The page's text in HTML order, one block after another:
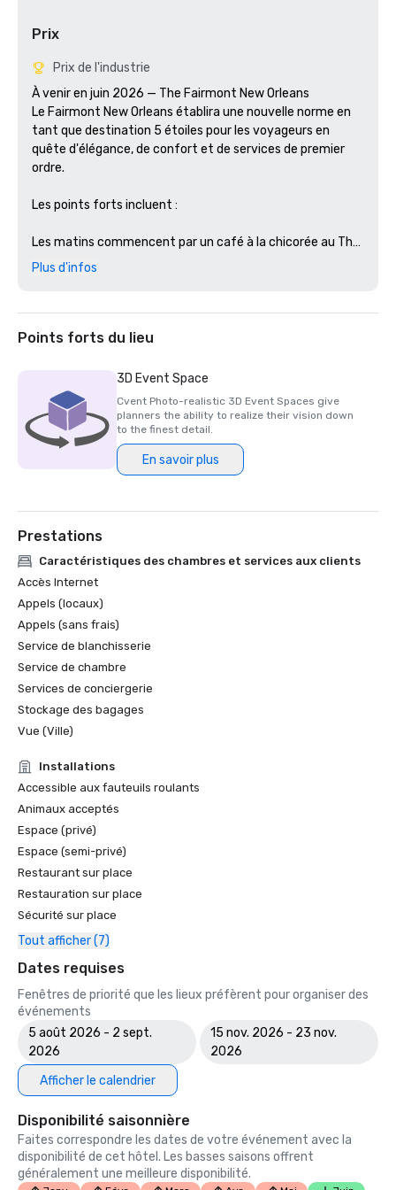
Prix
Prix de l'industrie
À venir en juin 2026 — The Fairmont New Orleans
Le Fairmont New Orleans établira une nouvelle norme en
tant que destination 5 étoiles pour les voyageurs en
quête d'élégance, de confort et de services de premier
ordre.
Les points forts incluent :
Les matins commencent par un café à la chicorée au The
Café, les après-midi se terminent par une heure dorée
audacieuses et une énergie théâtrale dans notre
steakhouse emblématique. Chacun de nos
gastronomie riche et riche de la Nouvelle-Orléans.
Un spa et centre de bien-être serein pour une relaxation
ultime
Une superbe piscine sur le toit, un bar et un salon avec vue
Plus d'infos
Points forts du lieu
3D Event Space
Cvent Photo-realistic 3D Event Spaces give
planners the ability to realize their vision down
to the finest detail.
En savoir plus
Prestations
Caractéristiques des chambres et services aux clients
Accès Internet
Appels (locaux)
Appels (sans frais)
Service de blanchisserie
Service de chambre
Services de conciergerie
Stockage des bagages
Vue (Ville)
Installations
Accessible aux fauteuils roulants
Animaux acceptés
Espace (privé)
Espace (semi-privé)
Restaurant sur place
Restauration sur place
Sécurité sur place
Tout afficher (7)
Dates requises
Fenêtres de priorité que les lieux préfèrent pour organiser des
événements
5 août 2026 - 2 sept.
2026
15 nov. 2026 - 23 nov.
2026
Afficher le calendrier
Disponibilité saisonnière
Faites correspondre les dates de votre événement avec la
disponibilité de cet hôtel. Les basses saisons offrent
généralement une meilleure disponibilité.